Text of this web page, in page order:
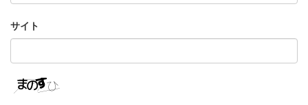
サイト